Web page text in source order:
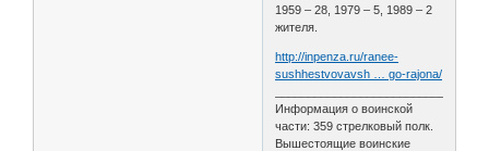
1959 – 28, 1979 – 5, 1989 – 2
жителя.
http://inpenza.ru/ranee-
sushhestvovavsh … go-rajona/
Информация о воинской
части: 359 стрелковый полк.
Вышестоящие воинские